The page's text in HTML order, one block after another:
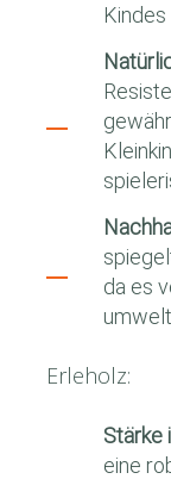
da es
Erleholz:
Stärke
eine